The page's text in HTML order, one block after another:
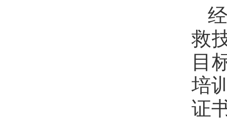
救
目
培
证